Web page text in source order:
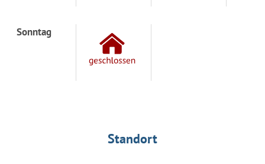
Sonntag
Standort